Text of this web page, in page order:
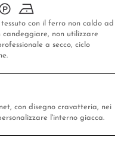
con il ferro non caldo ad
candeggiare, non utilizzare
a secco, ciclo
con disegno cravatteria, nei
l'interno giacca.